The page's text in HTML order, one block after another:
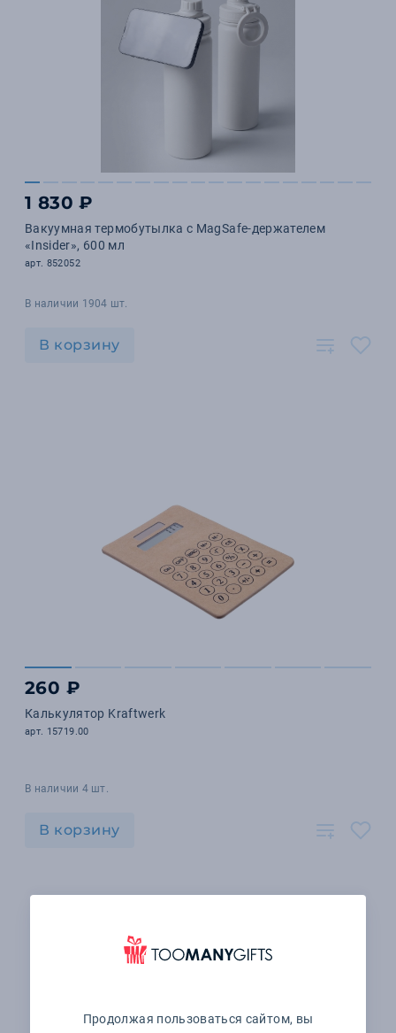
1 830 ₽
Вакуумная термобутылка с MagSafe-держателем
«Insider», 600 мл
арт. 852052
В наличии 1904 шт.
В корзину
260 ₽
Калькулятор Kraftwerk
арт. 15719.00
В наличии 4 шт.
В корзину
Продолжая пользоваться сайтом, вы